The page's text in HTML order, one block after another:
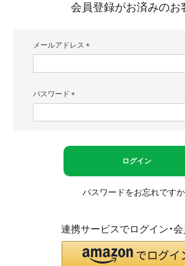
会員登録がお済みのお
メールアドレス
パスワード
ログイン
パスワードをお忘れですか
連携サービスでログイン・